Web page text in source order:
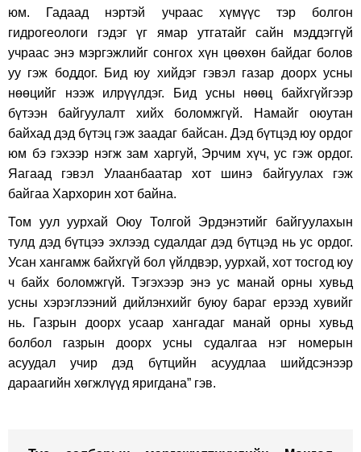
юм. Гадаад нэртэй учраас хүмүүс тэр болгон
гидрогеологи гэдэг үг ямар утгатайг сайн мэддэггүй
учраас энэ мэргэжлийг сонгох хүн цөөхөн байдаг болов
уу гэж боддог. Бид юу хийдэг гэвэл газар доорх усны
нөөцийг нээж илрүүлдэг. Бид усны нөөц байхгүйгээр
бүтээн байгуулалт хийх боломжгүй. Намайг оюутан
байхад дэд бүтэц гэж заадаг байсан. Дэд бүтцэд юу ордог
юм бэ гэхээр нэгж зам харгуй, Эрчим хүч, ус гэж ордог.
Яагаад гэвэл Улаанбаатар хот шинэ байгуулах гэж
байгаа Хархорин хот байна.
Том уул уурхай Оюу Толгой Эрдэнэтийг байгуулахын
тулд дэд бүтцээ эхлээд судалдаг дэд бүтцэд нь ус ордог.
Усан хангамж байхгүй бол үйлдвэр, уурхай, хот тосгод юу
ч байх боломжгүй. Тэгэхээр энэ ус манай орны хувьд
усны хэрэглээний дийлэнхийг буюу бараг ерээд хувийг
нь. Газрын доорх усаар хангадаг манай орны хувьд
болбол газрын доорх усны судалгаа нэг номерын
асуудал учир дэд бүтцийн асуудлаа шийдсэнээр
дараагийн хөгжлүүд яригдана” гэв.